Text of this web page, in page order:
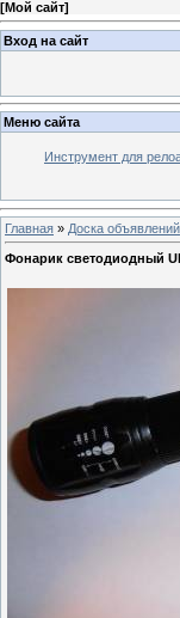
[Мой сайт]
Вход на сайт
Меню сайта
Инструмент для
Главная » Доска объявлений
Фонарик светодиодный